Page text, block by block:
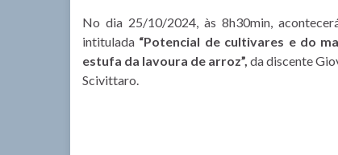
No dia 25/10/2024, às 8h30min,
intitulada “Potencial de cultivares e do
estufa da lavoura de arroz”, da discente
Scivittaro.